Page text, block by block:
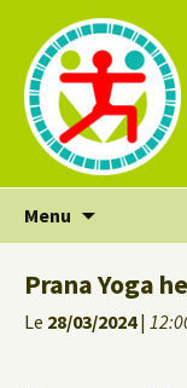
Menu
Prana Yoga
Le 28/03/2024|